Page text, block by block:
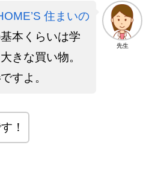
先生
住まいの
本くらいは学
きな買い物。
ですよ。
！